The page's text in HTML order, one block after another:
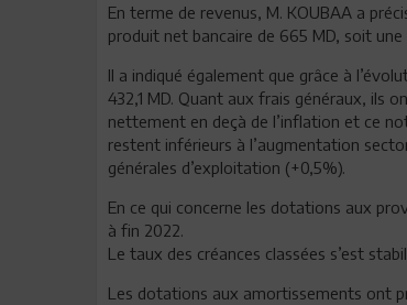
En terme de revenus, M. KOUBAA a
produit net bancaire de 665 MD, soit
Il a indiqué également que grâce à
432,1 MD. Quant aux frais généraux, ils
nettement en deçà de l’inflation et ce
restent inférieurs à l’augmentation
générales d’exploitation (+0,5%).
En ce qui concerne les dotations aux
à fin 2022.
Le taux des créances classées s’est
Les dotations aux amortissements ont